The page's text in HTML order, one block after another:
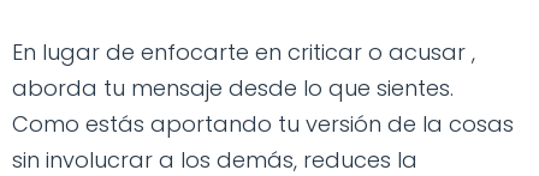
En lugar de enfocarte en criticar o acusar ,
aborda tu mensaje desde lo que sientes.
Como estás aportando tu versión de la cosas
sin involucrar a los demás, reduces la